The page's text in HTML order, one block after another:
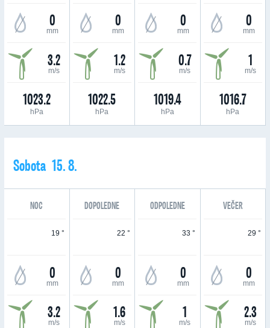
0
mm
3.2
m/s
1023.2
hPa
0
mm
1.2
m/s
1022.5
hPa
0
mm
0.7
m/s
1019.4
hPa
0
mm
1
m/s
1016.7
hPa
Sobota 15. 8.
NOC DOPOLEDNE ODPOLEDNE VEČER
19 °
0
mm
3.2
m/s
22 °
0
mm
1.6
m/s
33 °
0
mm
1
m/s
29 °
0
mm
2.3
m/s